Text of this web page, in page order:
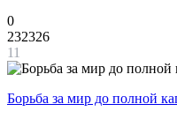
0
232326
11
Борьба за мир до полной